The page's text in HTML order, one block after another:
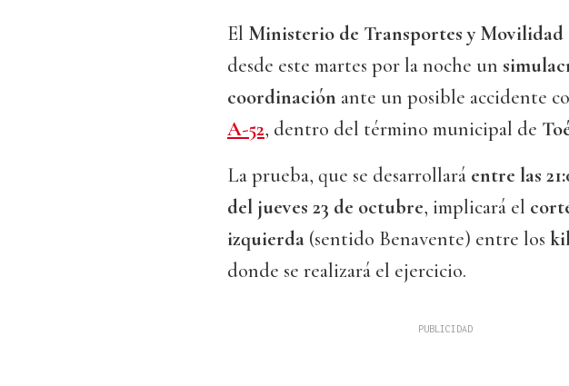
El Ministerio de Transportes y Movilidad
desde este martes por la noche un
coordinación ante un posible accidente
A-52, dentro del término municipal de
La prueba, que se desarrollará entre las
del jueves 23 de octubre, implicará el
izquierda (sentido Benavente) entre los
donde se realizará el ejercicio.